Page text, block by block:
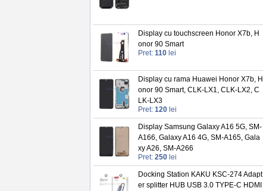
Display cu touchscreen Honor X7b, H
onor 90 Smart
Pret: 110 lei
Display cu rama Huawei Honor X7b, H
onor 90 Smart, CLK-LX1, CLK-LX2, C
LK-LX3
Pret: 120 lei
Display Samsung Galaxy A16 5G, SM-
A166, Galaxy A16 4G, SM-A165, Gala
xy A26, SM-A266
Pret: 250 lei
Docking Station KAKU KSC-274 Adapt
er splitter HUB USB 3.0 TYPE-C HDMI